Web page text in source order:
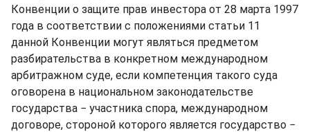
Конвенции о защите прав инвестора от 28 марта 1997
года в соответствии с положениями статьи 11
данной Конвенции могут являться предметом
разбирательства в конкретном международном
арбитражном суде, если компетенция такого суда
оговорена в национальном законодательстве
государства − участника спора, международном
договоре, стороной которого является государство −